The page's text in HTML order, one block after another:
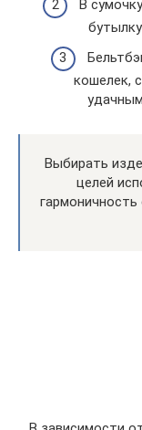
В
кошелек,
Выбирать
целей